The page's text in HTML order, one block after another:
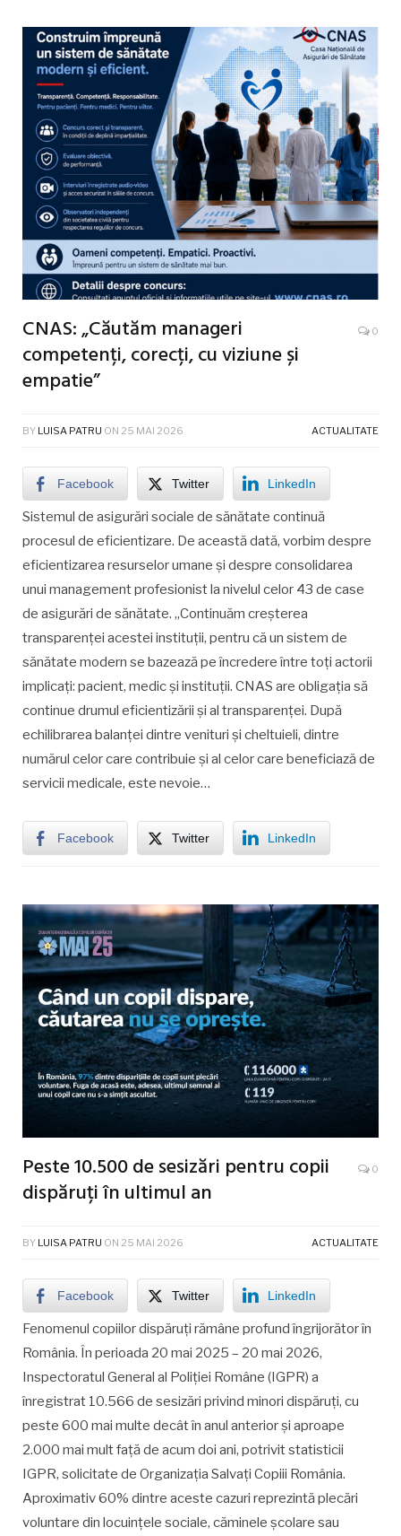
CNAS: „Căutăm manageri
competenți, corecți, cu viziune și
empatie”
0
BY LUISA PATRU ON 25 MAI 2026 ACTUALITATE
Facebook Twitter LinkedIn
Sistemul de asigurări sociale de sănătate continuă
procesul de eficientizare. De această dată, vorbim despre
eficientizarea resurselor umane și despre consolidarea
unui management profesionist la nivelul celor 43 de case
de asigurări de sănătate. „Continuăm creșterea
transparenței acestei instituții, pentru că un sistem de
sănătate modern se bazează pe încredere între toți actorii
implicați: pacient, medic și instituții. CNAS are obligația să
continue drumul eficientizării și al transparenței. După
echilibrarea balanței dintre venituri și cheltuieli, dintre
numărul celor care contribuie și al celor care beneficiază de
servicii medicale, este nevoie…
Facebook Twitter LinkedIn
Peste 10.500 de sesizări pentru copii
dispăruți în ultimul an
0
BY LUISA PATRU ON 25 MAI 2026 ACTUALITATE
Facebook Twitter LinkedIn
Fenomenul copiilor dispăruți rămâne profund îngrijorător în
România. În perioada 20 mai 2025 – 20 mai 2026,
Inspectoratul General al Poliției Române (IGPR) a
înregistrat 10.566 de sesizări privind minori dispăruți, cu
peste 600 mai multe decât în anul anterior și aproape
2.000 mai mult față de acum doi ani, potrivit statisticii
IGPR, solicitate de Organizația Salvați Copiii România.
Aproximativ 60% dintre aceste cazuri reprezintă plecări
voluntare din locuințele sociale, căminele școlare sau